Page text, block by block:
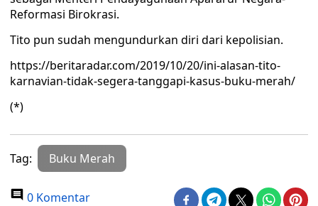
Reformasi Birokrasi.
Tito pun sudah mengundurkan diri dari kepolisian.
https://beritaradar.com/2019/10/20/ini-alasan-tito-
karnavian-tidak-segera-tanggapi-kasus-buku-merah/
(*)
Tag: Buku Merah
0 Komentar